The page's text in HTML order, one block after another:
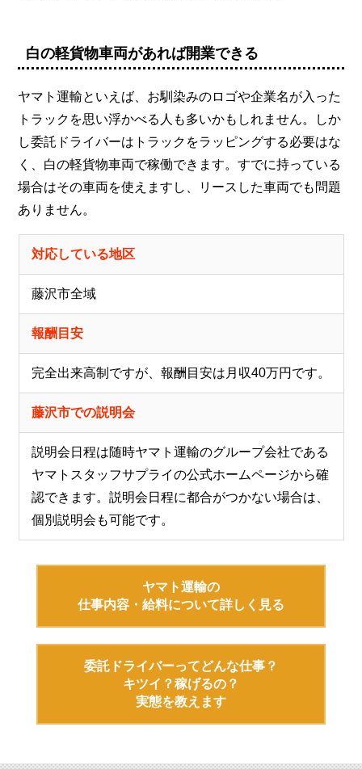
白の軽貨物車両があれば開業できる
ヤマト運輸といえば、お馴染みのロゴや企業名が入った
トラックを思い浮かべる人も多いかもしれません。しか
し委託ドライバーはトラックをラッピングする必要はな
く、白の軽貨物車両で稼働できます。すでに持っている
場合はその車両を使えますし、リースした車両でも問題
ありません。
対応している地区
藤沢市全域
報酬目安
完全出来高制ですが、報酬目安は月収40万円です。
藤沢市での説明会
説明会日程は随時ヤマト運輸のグループ会社である
ヤマトスタッフサプライの公式ホームページから確
認できます。説明会日程に都合がつかない場合は、
個別説明会も可能です。
ヤマト運輸の
仕事内容・給料について詳しく見る
委託ドライバーってどんな仕事？
キツイ？稼げるの？
実態を教えます